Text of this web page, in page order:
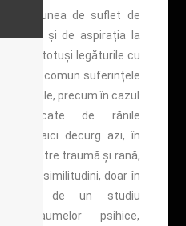
noțiunea de suflet de
dar și de aspirația la
totuși legăturile cu
limbaj comun suferințele
precum în cazul
provocate de rănile
De aici decurg azi, în
dintre traumă și rană,
aceste similitudini, doar în
de un studiu
traumelor psihice,